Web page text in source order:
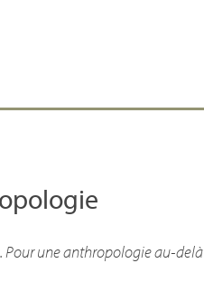
Pour une anthropologie au-delà